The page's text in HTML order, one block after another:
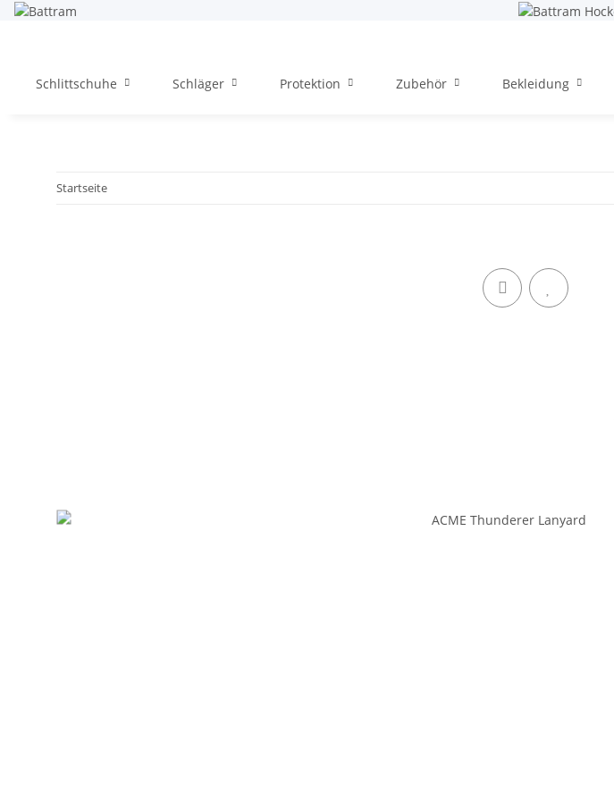
Schlittschuhe Schläger Protektion Zubehör Bekleidung
Startseite